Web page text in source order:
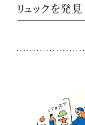
リュックを発見